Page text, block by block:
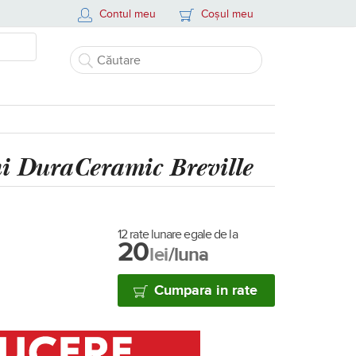
Contul meu Coșul meu
DuraCeramic Breville
12 rate lunare egale de la
20lei/luna
Cumpara in rate